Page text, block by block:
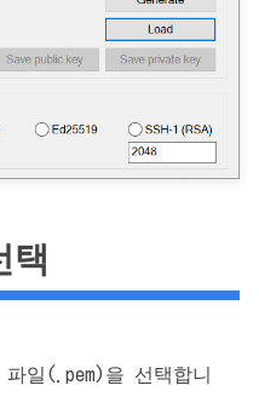
택
일(.pem)을 선택합니